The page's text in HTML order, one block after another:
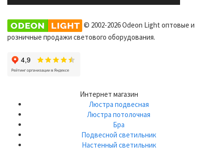
© 2002-2026 Odeon Light оптовые и
розничные продажи светового оборудования.
Интернет магазин
Люстра подвесная
Люстра потолочная
Бра
Подвесной светильник
Настенный светильник